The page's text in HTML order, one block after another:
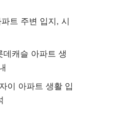
트 주변 입지, 시
데캐슬 아파트 생
이 아파트 생활 입